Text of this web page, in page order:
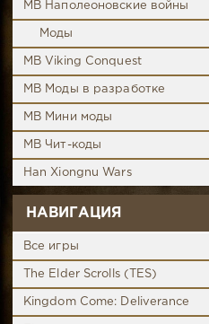
MB Наполеоновские войны
Моды
MB Viking Conquest
MB Моды в разработке
MB Мини моды
MB Чит-коды
Han Xiongnu Wars
НАВИГАЦИЯ
Все игры
The Elder Scrolls (TES)
Kingdom Come: Deliverance